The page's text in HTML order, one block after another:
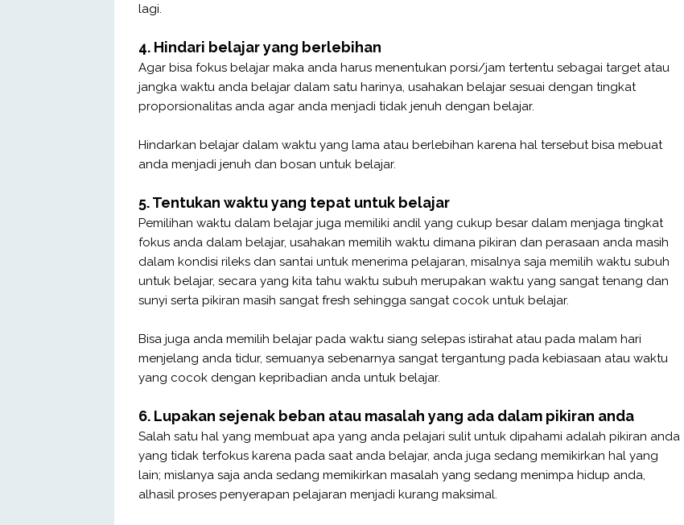
lagi.
4. Hindari belajar yang berlebihan
Agar bisa fokus belajar maka anda harus menentukan porsi/jam tertentu sebagai target atau
jangka waktu anda belajar dalam satu harinya, usahakan belajar sesuai dengan tingkat
proporsionalitas anda agar anda menjadi tidak jenuh dengan belajar.
Hindarkan belajar dalam waktu yang lama atau berlebihan karena hal tersebut bisa mebuat
anda menjadi jenuh dan bosan untuk belajar.
5. Tentukan waktu yang tepat untuk belajar
Pemilihan waktu dalam belajar juga memiliki andil yang cukup besar dalam menjaga tingkat
fokus anda dalam belajar, usahakan memilih waktu dimana pikiran dan perasaan anda masih
dalam kondisi rileks dan santai untuk menerima pelajaran, misalnya saja memilih waktu subuh
untuk belajar, secara yang kita tahu waktu subuh merupakan waktu yang sangat tenang dan
sunyi serta pikiran masih sangat fresh sehingga sangat cocok untuk belajar.
Bisa juga anda memilih belajar pada waktu siang selepas istirahat atau pada malam hari
menjelang anda tidur, semuanya sebenarnya sangat tergantung pada kebiasaan atau waktu
yang cocok dengan kepribadian anda untuk belajar.
6. Lupakan sejenak beban atau masalah yang ada dalam pikiran anda
Salah satu hal yang membuat apa yang anda pelajari sulit untuk dipahami adalah pikiran anda
yang tidak terfokus karena pada saat anda belajar, anda juga sedang memikirkan hal yang
lain; mislanya saja anda sedang memikirkan masalah yang sedang menimpa hidup anda,
alhasil proses penyerapan pelajaran menjadi kurang maksimal.